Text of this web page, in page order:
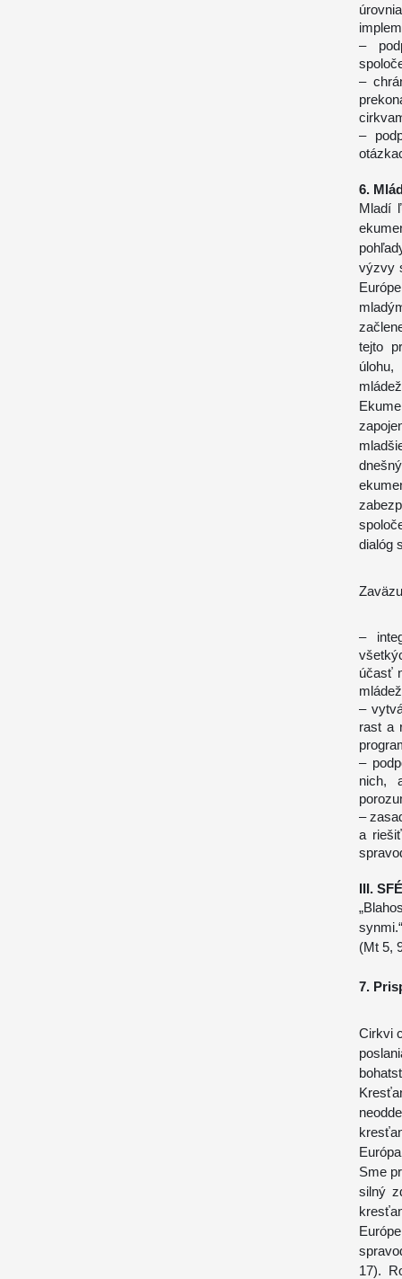
–
–
–
6.
Mladí
výzvy
tejto
dialóg
–
účasť
–
rast a
–
nich,
–
a
III.
synmi.“
(Mt 5,
7.
Cirkvi
Sme
silný
17).